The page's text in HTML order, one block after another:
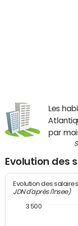
Les
par
Evolution des
Evolution des
JDN d'après l'Insee)
3 500